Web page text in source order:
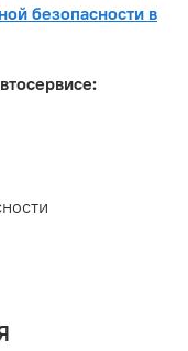
безопасности в